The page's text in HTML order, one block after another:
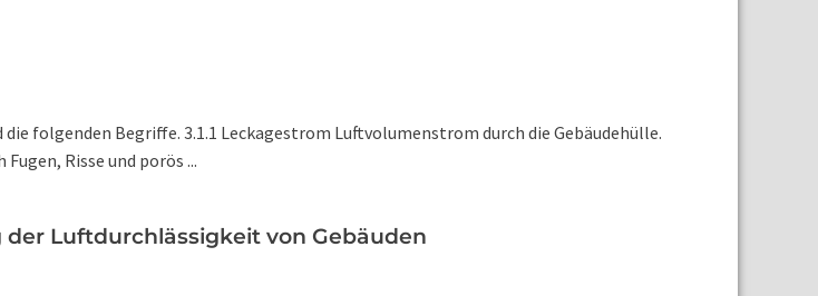
folgenden Begriffe. 3.1.1 Leckagestrom Luftvolumenstrom durch die Gebäudehülle.
Risse und porös ...
Luftdurchlässigkeit von Gebäuden